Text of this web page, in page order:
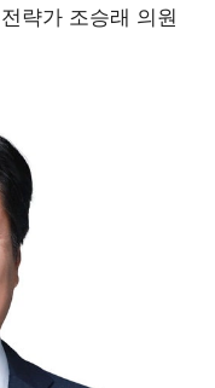
략가 조승래 의원